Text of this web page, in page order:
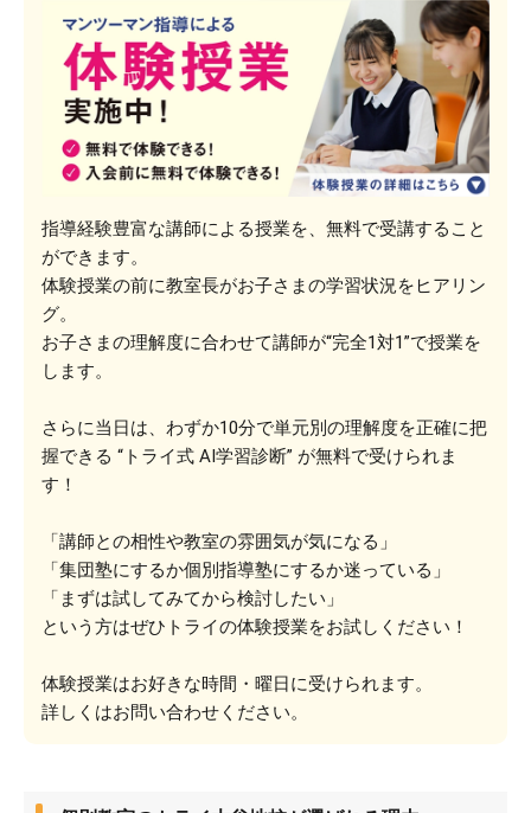
指導経験豊富な講師による授業を、無料で受講すること
ができます。
体験授業の前に教室長がお子さまの学習状況をヒアリン
グ。
お子さまの理解度に合わせて講師が“完全1対1”で授業を
します。
さらに当日は、わずか10分で単元別の理解度を正確に把
握できる “トライ式 AI学習診断” が無料で受けられま
す！
「講師との相性や教室の雰囲気が気になる」
「集団塾にするか個別指導塾にするか迷っている」
「まずは試してみてから検討したい」
という方はぜひトライの体験授業をお試しください！
体験授業はお好きな時間・曜日に受けられます。
詳しくはお問い合わせください。